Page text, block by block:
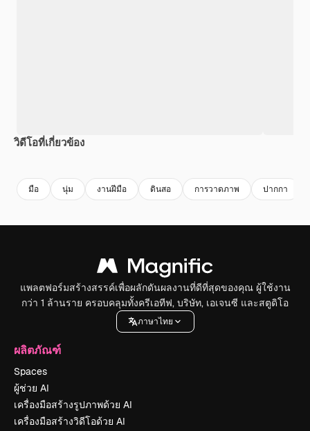
วิดีโอที่เกี่ยวข้อง
มือ นุ่ม งานฝีมือ ดินสอ การวาดภาพ ปากกา
แพลตฟอร์มสร้างสรรค์เพื่อผลักดันผลงานที่ดีที่สุดของคุณ ผู้ใช้งาน
กว่า 1 ล้านราย ครอบคลุมทั้งครีเอทีฟ, บริษัท, เอเจนซี และสตูดิโอ
ภาษาไทย
ผลิตภัณฑ์
Spaces
ผู้ช่วย AI
เครื่องมือสร้างรูปภาพด้วย AI
เครื่องมือสร้างวิดีโอด้วย AI